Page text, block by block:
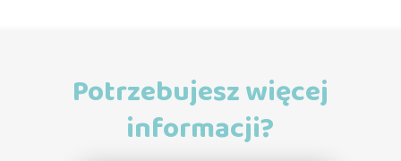
Potrzebujesz więcej
informacji?